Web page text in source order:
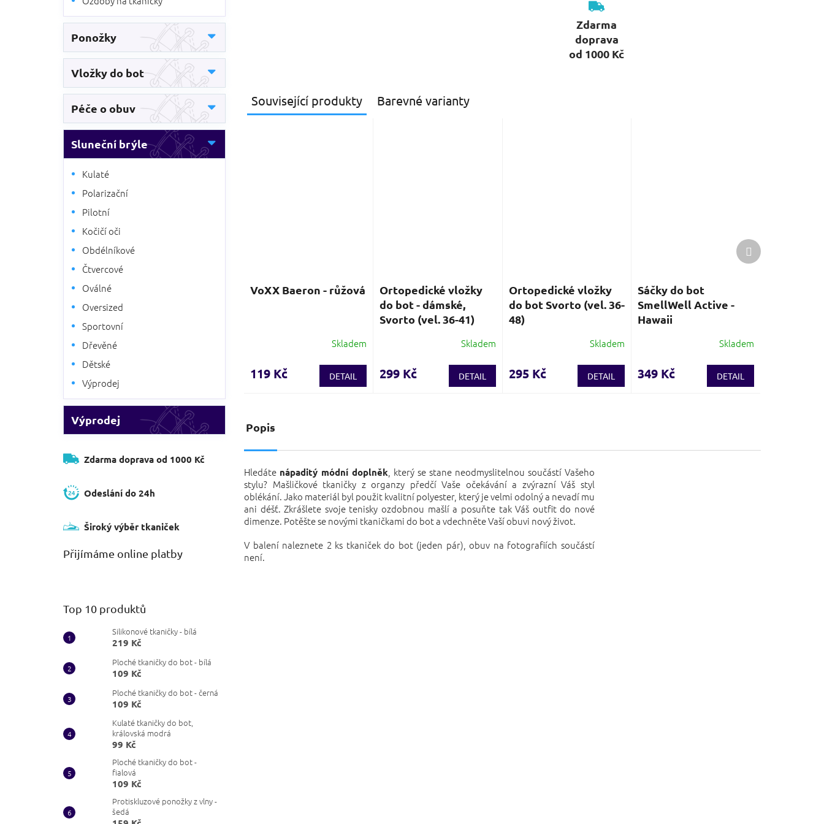
Ponožky
Vložky do bot
Péče o obuv
Sluneční brýle
Kulaté
Polarizační
Pilotní
Kočičí oči
Obdélníkové
Čtvercové
Oválné
Oversized
Sportovní
Dřevěné
Dětské
Výprodej
Výprodej
Zdarma doprava od 1000 Kč
Odeslání do 24h
Široký výběr tkaniček
Přijímáme online platby
Top 10 produktů
Silikonové tkaničky - bílá
219 Kč
Ploché tkaničky do bot - bílá
109 Kč
Ploché tkaničky do bot - černá
109 Kč
Kulaté tkaničky do bot,
královská modrá
99 Kč
Ploché tkaničky do bot -
fialová
109 Kč
Protiskluzové ponožky z vlny -
šedá
Zdarma
doprava
od 1000 Kč
Související produkty Barevné varianty
VoXX Baeron - růžová
Skladem
119 Kč DETAIL
Ortopedické vložky
do bot - dámské,
Svorto (vel. 36-41)
produktu
je
Skladem
299 Kč DETAIL
Ortopedické vložky
do bot Svorto (vel. 36-
48)
produktu
je
Skladem
295 Kč DETAIL
Sáčky do bot
SmellWell Active -
Hawaii
Skladem
349 Kč DETAIL
Další
produkt
Popis
Hledáte nápaditý módní doplněk , který se stane neodmyslitelnou součástí Vašeho
stylu? Mašličkové tkaničky z organzy předčí Vaše očekávání a zvýrazní Váš styl
oblékání. Jako materiál byl použit kvalitní polyester, který je velmi odolný a nevadí mu
ani déšť. Zkrášlete svoje tenisky ozdobnou mašlí a posuňte tak Váš outfit do nové
dimenze. Potěšte se novými tkaničkami do bot a vdechněte Vaší obuvi nový život.
V balení naleznete 2 ks tkaniček do bot (jeden pár), obuv na fotografiích součástí
není.